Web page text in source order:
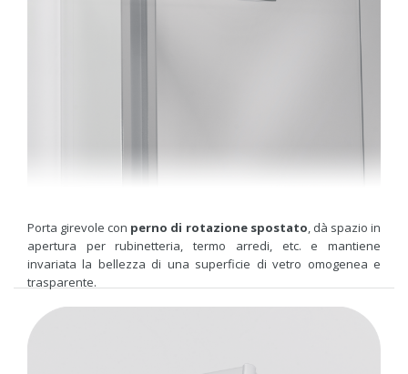
Porta girevole con perno di rotazione spostato , dà spazio in
apertura per rubinetteria, termo arredi, etc. e mantiene
invariata la bellezza di una superficie di vetro omogenea e
trasparente.